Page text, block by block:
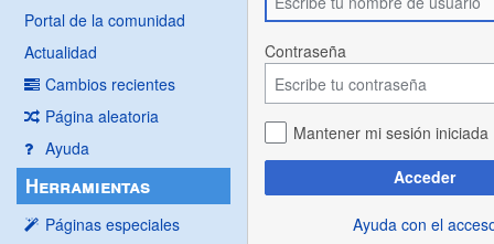
Portal de la comunidad
Actualidad
Cambios recientes
Página aleatoria
Ayuda
Herramientas
Páginas especiales
Contraseña
Mantener mi sesión iniciada
Acceder
Ayuda con el